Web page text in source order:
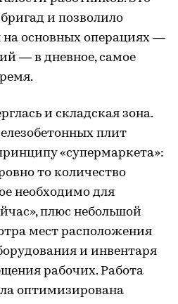
и позволило
на основных операциях —
— в дневное, самое
и складская зона.
плит
«супермаркета»:
то количество
необходимо для
плюс небольшой
мест расположения
и инвентаря
рабочих. Работа
оптимизирована